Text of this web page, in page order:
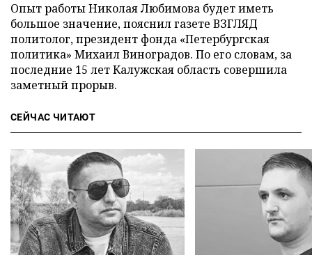
Опыт работы Николая Любимова будет иметь
большое значение, пояснил газете ВЗГЛЯД
политолог, президент фонда «Петербургская
политика» Михаил Виноградов. По его словам, за
последние 15 лет Калужская область совершила
заметный прорыв.
СЕЙЧАС ЧИТАЮТ